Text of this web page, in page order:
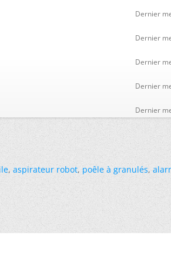
Dernier
Dernier
Dernier
Dernier
Dernier
,aspirateur robot,poêle à granulés,